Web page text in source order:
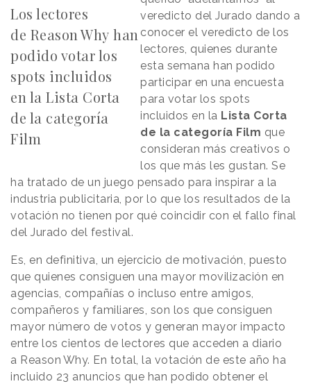
Los lectores
de Reason.Why han
podido votar los
spots incluidos
en la Lista Corta
de la categoría
Film
veredicto del Jurado dando a
conocer el veredicto de los
lectores, quienes durante
esta semana han podido
participar en una encuesta
para votar los spots
incluidos en la Lista Corta
de la categoría Film que
consideran más creativos o
los que más les gustan. Se
ha tratado de un juego pensado para inspirar a la
industria publicitaria, por lo que los resultados de la
votación no tienen por qué coincidir con el fallo final
del Jurado del festival.
Es, en definitiva, un ejercicio de motivación, puesto
que quienes consiguen una mayor movilización en
agencias, compañías o incluso entre amigos,
compañeros y familiares, son los que consiguen
mayor número de votos y generan mayor impacto
entre los cientos de lectores que acceden a diario
a Reason Why. En total, la votación de este año ha
incluido 23 anuncios que han podido obtener el